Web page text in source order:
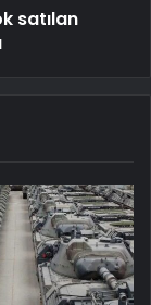
satılan